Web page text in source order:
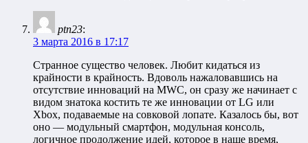
ptn23:
3 марта 2016 в 17:17
Странное существо человек. Любит кидаться из
крайности в крайность. Вдоволь нажаловавшись на
отсутствие инноваций на MWC, он сразу же начинает с
видом знатока костить те же инновации от LG или
Xbox, подаваемые на совковой лопате. Казалось бы, вот
оно — модульный смартфон, модульная консоль,
логичное продолжение идей, которое в наше время,